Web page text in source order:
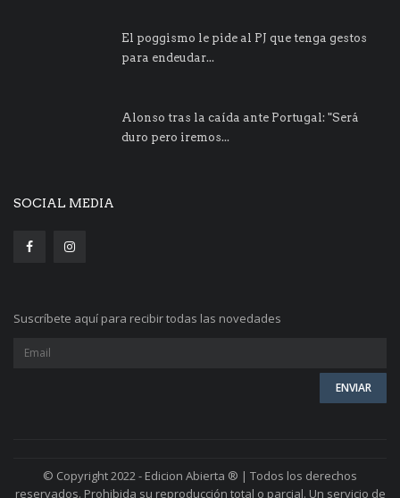
El poggismo le pide al PJ que tenga gestos
para endeudar...
Alonso tras la caída ante Portugal: "Será
duro pero iremos...
SOCIAL MEDIA
Suscríbete aquí para recibir todas las novedades
© Copyright 2022 - Edicion Abierta ® | Todos los derechos
reservados. Prohibida su reproducción total o parcial. Un servicio de